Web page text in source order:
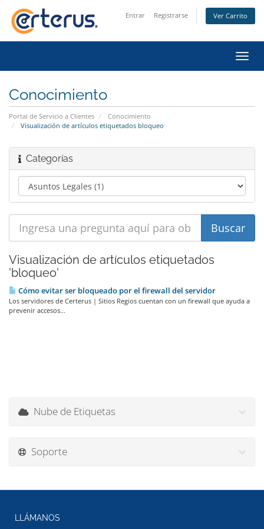
Entrar Registrarse Ver Carrito
Conocimiento
Portal de Servicio a Clientes
Conocimiento
Visualización de artículos etiquetados bloqueo
Categorías
Visualización de artículos etiquetados
'bloqueo'
Cómo evitar ser bloqueado por el firewall del servidor
Los servidores de Certerus | Sitios Regios cuentan con un firewall que ayuda a
prevenir accesos...
Nube de Etiquetas
Soporte
LLÁMANOS